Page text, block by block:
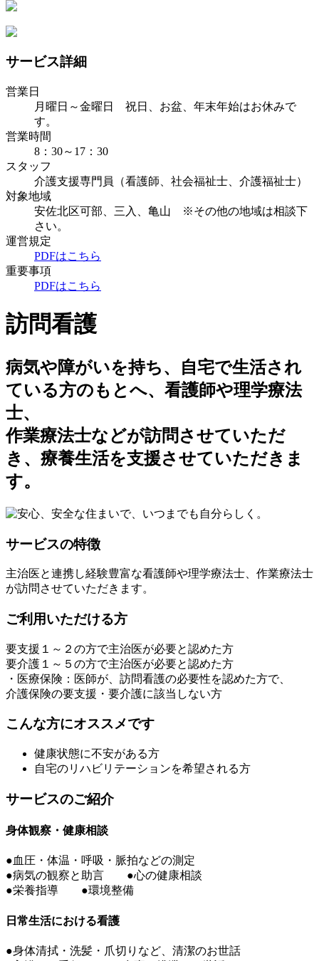
サービス詳細
営業日
月曜日～金曜日 祝日、お盆、年末年始はお休みで
す。
営業時間
8：30～17：30
スタッフ
介護支援専門員（看護師、社会福祉士、介護福祉士）
対象地域
安佐北区可部、三入、亀山 ※その他の地域は相談下
さい。
運営規定
PDFはこちら
重要事項
PDFはこちら
訪問看護
病気や障がいを持ち、自宅で生活され
ている方のもとへ、看護師や理学療法
士、
作業療法士などが訪問させていただ
き、療養生活を支援させていただきま
す。
サービスの特徴
主治医と連携し経験豊富な看護師や理学療法士、作業療法士
が訪問させていただきます。
ご利用いただける方
要支援１～２の方で主治医が必要と認めた方
要介護１～５の方で主治医が必要と認めた方
・医療保険：医師が、訪問看護の必要性を認めた方で、
介護保険の要支援・要介護に該当しない方
こんな方にオススメです
健康状態に不安がある方
自宅のリハビリテーションを希望される方
サービスのご紹介
身体観察・健康相談
●血圧・体温・呼吸・脈拍などの測定
●病気の観察と助言 ●心の健康相談
●栄養指導 ●環境整備
日常生活における看護
●身体清拭・洗髪・爪切りなど、清潔のお世話